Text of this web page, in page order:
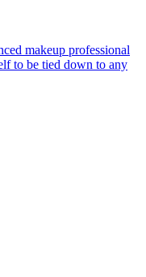
makeup professional
to be tied down to any